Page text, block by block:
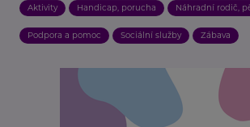
Aktivity Handicap, porucha Náhradní rodič,
Podpora a pomoc Sociální služby Zábava